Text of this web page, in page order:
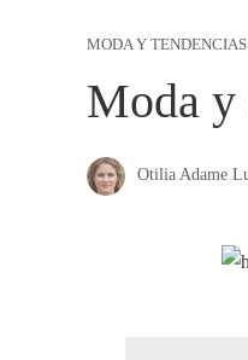
MODA Y TENDENCIAS
Moda y
Otilia Adame